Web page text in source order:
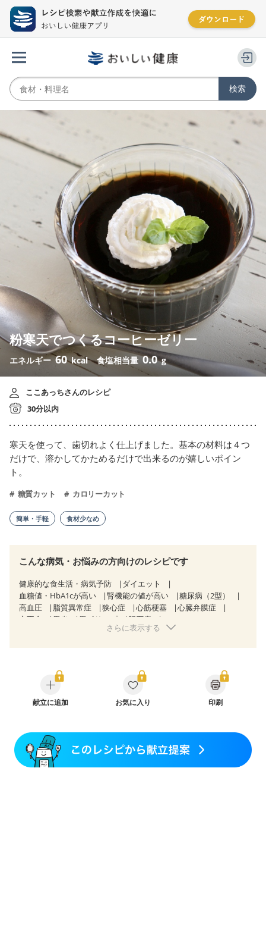
粉寒天でつくるコーヒーゼリー
エネルギー 60 kcal 食塩相当量 0.0 g
ここあっちさんのレシピ
30分以内
寒天を使って、歯切れよく仕上げました。基本の材料は４つ
だけで、溶かしてかためるだけで出来るのが嬉しいポイン
ト。
糖質カット カロリーカット
簡単・手軽 食材少なめ
こんな病気・お悩みの方向けのレシピです
健康的な食生活・病気予防
ダイエット
血糖値・HbA1cが高い
腎機能の値が高い
糖尿病（2型）
高血圧
脂質異常症 狭心症 心筋梗塞
心臓弁膜症
心不全
胃炎 胃ポリープ
胆石症
過敏性腸症候群（IBS）
食欲がない
関節リウマチ
さらに表示する
献立に追加 お気に入り 印刷